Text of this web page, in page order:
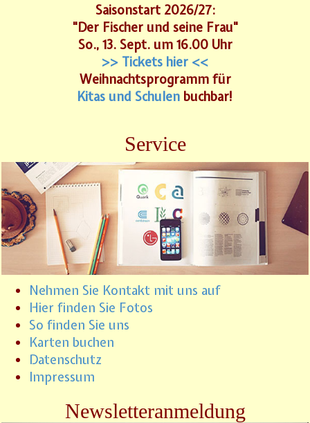
Saisonstart 2026/27:
"Der Fischer und seine Frau"
So., 13. Sept. um 16.00 Uhr
>> Tickets hier <<
Weihnachtsprogramm für
Kitas und Schulen buchbar!
Service
Nehmen Sie Kontakt mit uns auf
Hier finden Sie Fotos
So finden Sie uns
Karten buchen
Datenschutz
Impressum
Newsletteranmeldung